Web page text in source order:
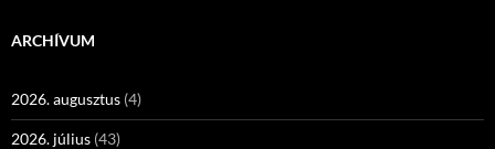
ARCHÍVUM
2026. augusztus (4)
2026. július (43)